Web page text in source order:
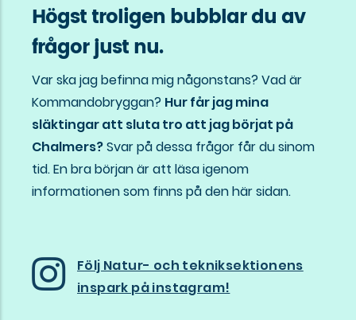
Högst troligen bubblar du av
frågor just nu.
Var ska jag befinna mig någonstans? Vad är
Kommandobryggan? Hur får jag mina
släktingar att sluta tro att jag börjat på
Chalmers?Svar på dessa frågor får du sinom
tid. En bra början är att läsa igenom
informationen som finns på den här sidan.
Följ Natur- och tekniksektionens
inspark på instagram!